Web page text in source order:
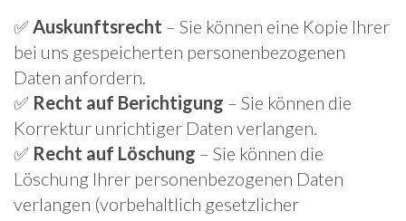
✅Auskunftsrecht – Sie können eine Kopie Ihrer
bei uns gespeicherten personenbezogenen
Daten anfordern.
✅ Recht auf Berichtigung – Sie können die
Korrektur unrichtiger Daten verlangen.
✅ Recht auf Löschung – Sie können die
Löschung Ihrer personenbezogenen Daten
verlangen (vorbehaltlich gesetzlicher